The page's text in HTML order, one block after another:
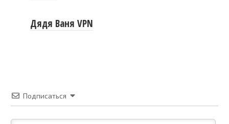
Дядя Ваня VPN
Подписаться